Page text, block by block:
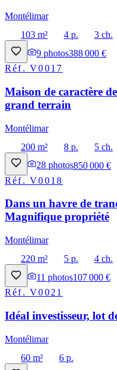
Montélimar
103 m²
4 p. 3 ch.
9 photos388 000 €
Réf.V0017
Maison de caractère
grand terrain
Montélimar
200 m²
8 p. 5 ch.
28 photos850 000 €
Réf.V0018
Dans un havre de
Magnifique propriété
Montélimar
220 m²
5 p. 4 ch.
11 photos107 000 €
Réf.V0021
Idéal investisseur, lot
Montélimar
60 m²
6 p.